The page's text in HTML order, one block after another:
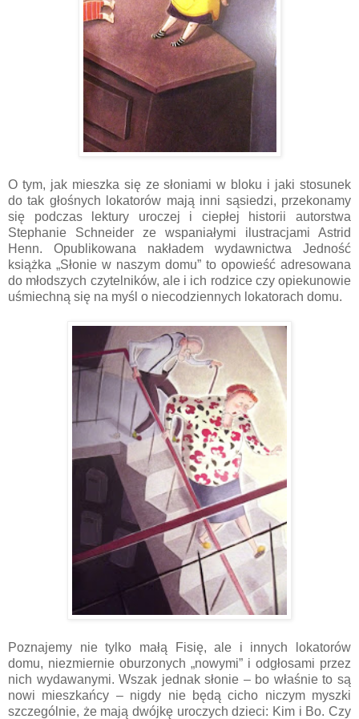
O tym, jak mieszka się ze słoniami w bloku i jaki stosunek
do tak głośnych lokatorów mają inni sąsiedzi, przekonamy
się podczas lektury uroczej i ciepłej historii autorstwa
Stephanie Schneider ze wspaniałymi ilustracjami Astrid
Henn. Opublikowana nakładem wydawnictwa Jedność
książka „Słonie w naszym domu” to opowieść adresowana
do młodszych czytelników, ale i ich rodzice czy opiekunowie
uśmiechną się na myśl o niecodziennych lokatorach domu.
Poznajemy nie tylko małą Fisię, ale i innych lokatorów
domu, niezmiernie oburzonych „nowymi” i odgłosami przez
nich wydawanymi. Wszak jednak słonie – bo właśnie to są
nowi mieszkańcy – nigdy nie będą cicho niczym myszki
szczególnie, że mają dwójkę uroczych dzieci: Kim i Bo. Czy